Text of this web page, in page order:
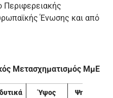
Περιφερειακής
Ένωσης και από
Μετασχηματισμός ΜμΕ
Ύψος
Ψηφιακή